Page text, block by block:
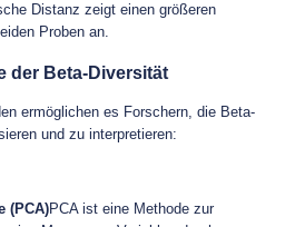
Distanz zeigt einen größeren
Proben an.
der Beta-Diversität
ermöglichen es Forschern, die Beta-
und zu interpretieren:
(PCA)PCA ist eine Methode zur